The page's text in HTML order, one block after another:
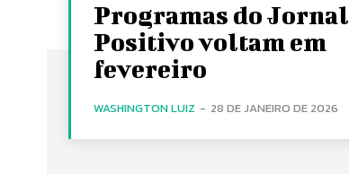
Programas do Jornal
Positivo voltam em
fevereiro
WASHINGTON LUIZ - 28 DE JANEIRO DE 2026